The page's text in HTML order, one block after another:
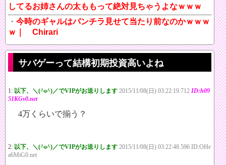
してるお姉さんの太ももって絶対見ちゃうよなｗｗｗ
今時のギャルはパンチラ見せて当たり前なのかｗｗｗ
ｗ｜ Chirari
サバゲーって結構初期投資高いよね
1: 以下、＼(^o^)／でVIPがお送りします 2015/11/08(日) 03:22:19.712 ID:h09
51KGv0.net
4万くらいで揃う？
2: 以下、＼(^o^)／でVIPがお送りします 2015/11/08(日) 03:22:48.596 ID:OHe
a6MiG0.net